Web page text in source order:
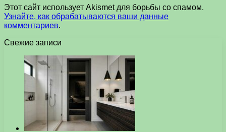
Этот сайт использует Akismet для борьбы со спамом.
Узнайте, как обрабатываются ваши данные
комментариев.
Свежие записи